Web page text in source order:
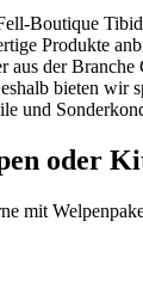
Boutique
Produkte
aus der Branche
bieten wir
und
oder
mit